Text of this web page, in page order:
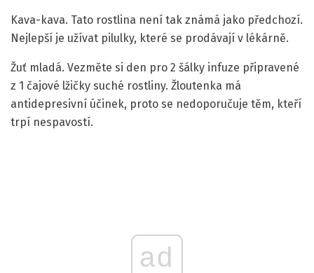
Kava-kava. Tato rostlina není tak známá jako předchozí.
Nejlepší je užívat pilulky, které se prodávají v lékárně.
Žuť mladá. Vezměte si den pro 2 šálky infuze připravené
z 1 čajové lžičky suché rostliny. Žloutenka má
antidepresivní účinek, proto se nedoporučuje těm, kteří
trpí nespavostí.
ad